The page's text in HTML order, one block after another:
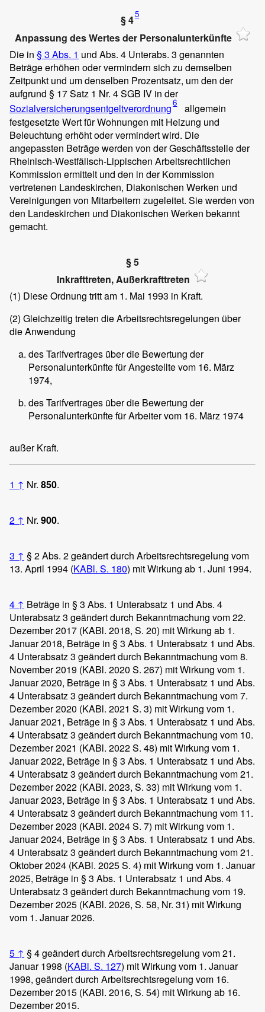
§ 45
Anpassung des Wertes der Personalunterkünfte
Die in § 3 Abs. 1 und Abs. 4 Unterabs. 3 genannten
Beträge erhöhen oder vermindern sich zu demselben
Zeitpunkt und um denselben Prozentsatz, um den der
aufgrund § 17 Satz 1 Nr. 4 SGB IV in der
Sozialversicherungsentgeltverordnung6
allgemein
festgesetzte Wert für Wohnungen mit Heizung und
Beleuchtung erhöht oder vermindert wird. Die
angepassten Beträge werden von der Geschäftsstelle der
Rheinisch-Westfälisch-Lippischen Arbeitsrechtlichen
Kommission ermittelt und den in der Kommission
vertretenen Landeskirchen, Diakonischen Werken und
Vereinigungen von Mitarbeitern zugeleitet. Sie werden von
den Landeskirchen und Diakonischen Werken bekannt
gemacht.
§ 5
Inkrafttreten, Außerkrafttreten
(1) Diese Ordnung tritt am 1. Mai 1993 in Kraft.
(2) Gleichzeitig treten die Arbeitsrechtsregelungen über
die Anwendung
des Tarifvertrages über die Bewertung der
Personalunterkünfte für Angestellte vom 16. März
1974,
des Tarifvertrages über die Bewertung der
Personalunterkünfte für Arbeiter vom 16. März 1974
außer Kraft.
1 ↑ Nr. 850.
2 ↑ Nr. 900.
3 ↑ § 2 Abs. 2 geändert durch Arbeitsrechtsregelung vom
13. April 1994 (KABl. S. 180) mit Wirkung ab 1. Juni 1994.
4 ↑ Beträge in § 3 Abs. 1 Unterabsatz 1 und Abs. 4
Unterabsatz 3 geändert durch Bekanntmachung vom 22.
Dezember 2017 (KABl. 2018, S. 20) mit Wirkung ab 1.
Januar 2018, Beträge in § 3 Abs. 1 Unterabsatz 1 und Abs.
4 Unterabsatz 3 geändert durch Bekanntmachung vom 8.
November 2019 (KABl. 2020 S. 267) mit Wirkung vom 1.
Januar 2020, Beträge in § 3 Abs. 1 Unterabsatz 1 und Abs.
4 Unterabsatz 3 geändert durch Bekanntmachung vom 7.
Dezember 2020 (KABl. 2021 S. 3) mit Wirkung vom 1.
Januar 2021, Beträge in § 3 Abs. 1 Unterabsatz 1 und Abs.
4 Unterabsatz 3 geändert durch Bekanntmachung vom 10.
Dezember 2021 (KABl. 2022 S. 48) mit Wirkung vom 1.
Januar 2022, Beträge in § 3 Abs. 1 Unterabsatz 1 und Abs.
4 Unterabsatz 3 geändert durch Bekanntmachung vom 21.
Dezember 2022 (KABl. 2023, S. 33) mit Wirkung vom 1.
Januar 2023, Beträge in § 3 Abs. 1 Unterabsatz 1 und Abs.
4 Unterabsatz 3 geändert durch Bekanntmachung vom 11.
Dezember 2023 (KABl. 2024 S. 7) mit Wirkung vom 1.
Januar 2024, Beträge in § 3 Abs. 1 Unterabsatz 1 und Abs.
4 Unterabsatz 3 geändert durch Bekanntmachung vom 21.
Oktober 2024 (KABl. 2025 S. 4) mit Wirkung vom 1. Januar
2025, Beträge in § 3 Abs. 1 Unterabsatz 1 und Abs. 4
Unterabsatz 3 geändert durch Bekanntmachung vom 19.
Dezember 2025 (KABl. 2026, S. 58, Nr. 31) mit Wirkung
vom 1. Januar 2026.
5 ↑ § 4 geändert durch Arbeitsrechtsregelung vom 21.
Januar 1998 (KABl. S. 127) mit Wirkung vom 1. Januar
1998, geändert durch Arbeitsrechtsregelung vom 16.
Dezember 2015 (KABl. 2016, S. 54) mit Wirkung ab 16.
Dezember 2015.